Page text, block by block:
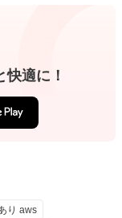
適に！
り aws